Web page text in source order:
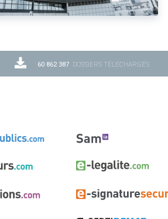
60 862 387 DOSSIERS TÉLÉCHARGÉS